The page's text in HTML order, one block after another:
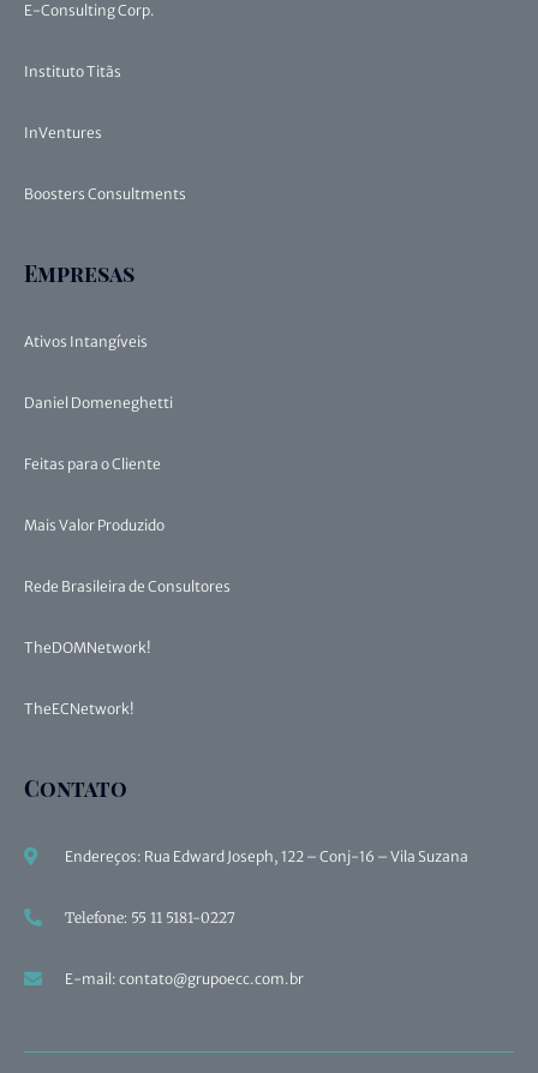
E-Consulting Corp.
Instituto Titãs
InVentures
Boosters Consultments
Empresas
Ativos Intangíveis
Daniel Domeneghetti
Feitas para o Cliente
Mais Valor Produzido
Rede Brasileira de Consultores
TheDOMNetwork!
TheECNetwork!
Contato
Endereços: Rua Edward Joseph, 122 – Conj-16 – Vila Suzana
Telefone: 55 11 5181-0227
E-mail: contato@grupoecc.com.br